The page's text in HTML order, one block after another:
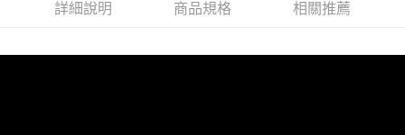
詳細說明 商品規格 相關推薦